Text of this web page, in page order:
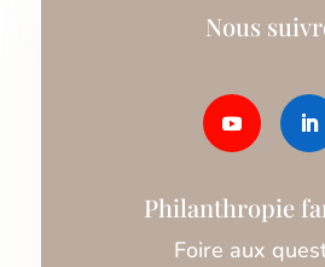
Nous
Philanthropie
Foire aux